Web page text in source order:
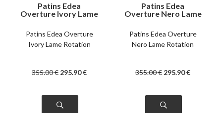
Patins Edea
Overture Ivory Lame
Patins Edea Overture
Ivory Lame Rotation
355.00€ 295.90€
Patins Edea
Overture Nero Lame
Patins Edea Overture
Nero Lame Rotation
355.00€ 295.90€